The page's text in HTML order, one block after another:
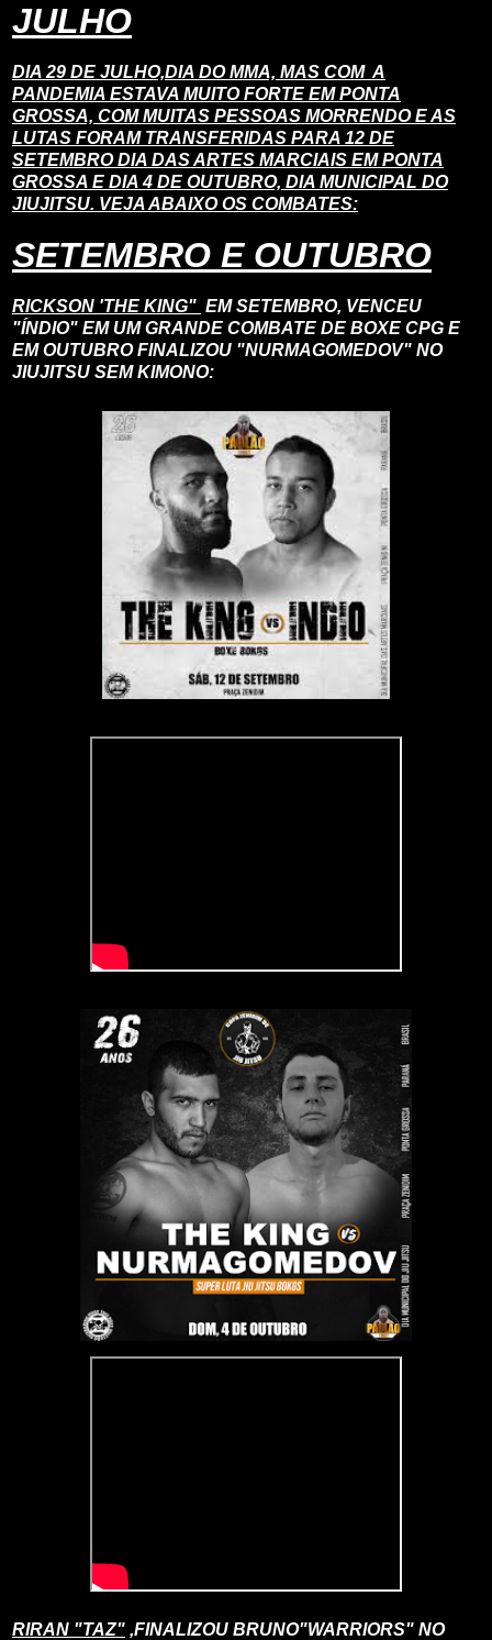
JULHO
DIA 29 DE JULHO,DIA DO MMA, MAS COM A
PANDEMIA ESTAVA MUITO FORTE EM PONTA
GROSSA, COM MUITAS PESSOAS MORRENDO E AS
LUTAS FORAM TRANSFERIDAS PARA 12 DE
SETEMBRO DIA DAS ARTES MARCIAIS EM PONTA
GROSSA E DIA 4 DE OUTUBRO, DIA MUNICIPAL DO
JIUJITSU. VEJA ABAIXO OS COMBATES:
SETEMBRO E OUTUBRO
RICKSON 'THE KING" EM SETEMBRO, VENCEU
"ÍNDIO" EM UM GRANDE COMBATE DE BOXE CPG E
EM OUTUBRO FINALIZOU "NURMAGOMEDOV" NO
JIUJITSU SEM KIMONO:
RIRAN "TAZ" ,FINALIZOU BRUNO"WARRIORS" NO